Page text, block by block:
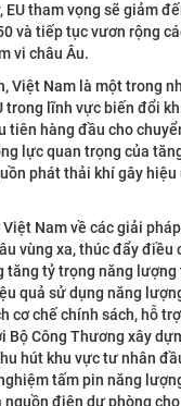
EU tham vọng sẽ giảm
và tiếp tục vươn rộng
vi châu Âu.
Việt Nam là một trong
trong lĩnh vực biến đổi
tiên hàng đầu cho
lực quan trọng của
phát thải khí gây hiệu
Việt Nam về các giải
vùng xa, thúc đẩy điều
tăng tỷ trọng năng
quả sử dụng năng
cơ chế chính sách, hỗ
Bộ Công Thương xây
hút khu vực tư nhân
tấm pin năng
điện dự phòng